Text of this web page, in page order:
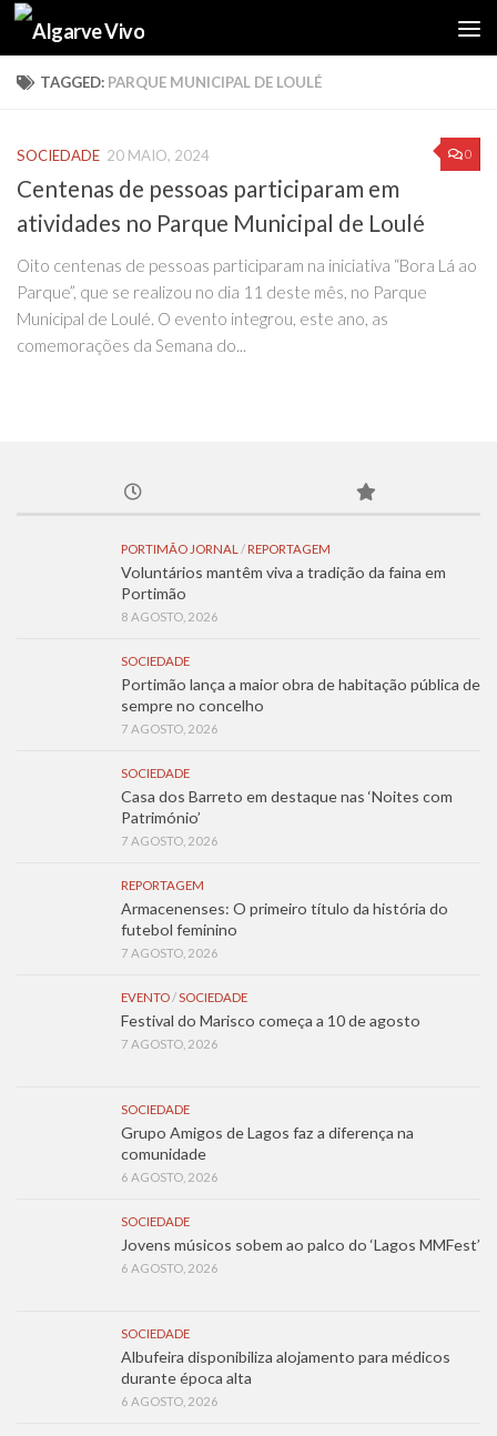
Skip to content
TAGGED: PARQUE MUNICIPAL DE LOULÉ
0
SOCIEDADE 20 MAIO, 2024
Centenas de pessoas participaram em
atividades no Parque Municipal de Loulé
Oito centenas de pessoas participaram na iniciativa “Bora Lá ao
Parque”, que se realizou no dia 11 deste mês, no Parque
Municipal de Loulé. O evento integrou, este ano, as
comemorações da Semana do...
PORTIMÃO JORNAL / REPORTAGEM
Voluntários mantêm viva a tradição da faina em
Portimão
8 AGOSTO, 2026
SOCIEDADE
Portimão lança a maior obra de habitação pública de
sempre no concelho
7 AGOSTO, 2026
SOCIEDADE
Casa dos Barreto em destaque nas ‘Noites com
Património’
7 AGOSTO, 2026
REPORTAGEM
Armacenenses: O primeiro título da história do
futebol feminino
7 AGOSTO, 2026
EVENTO/SOCIEDADE
Festival do Marisco começa a 10 de agosto
7 AGOSTO, 2026
SOCIEDADE
Grupo Amigos de Lagos faz a diferença na
comunidade
6 AGOSTO, 2026
SOCIEDADE
Jovens músicos sobem ao palco do ‘Lagos MMFest’
6 AGOSTO, 2026
SOCIEDADE
Albufeira disponibiliza alojamento para médicos
durante época alta
6 AGOSTO, 2026